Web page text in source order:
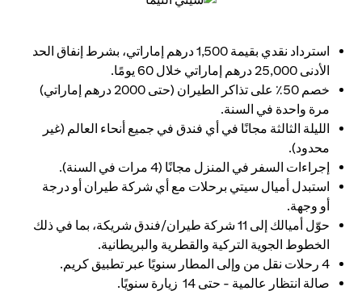
استرداد نقدي بقيمة 1,500 درهم إماراتي، بشرط إنفاق الحد
الأدنى 25,000 درهم إماراتي خلال 60 يومًا.
خصم 50٪ على تذاكر الطيران (حتى 2000 درهم إماراتي)
مرة واحدة في السنة.
الليلة الثالثة مجانًا في أي فندق في جميع أنحاء العالم (غير
محدود).
إجراءات السفر في المنزل مجانًا (4 مرات في السنة).
استبدل أميال سيتي برحلات مع أي شركة طيران أو درجة
أو وجهة.
حوّل أميالك إلى 11 شركة طيران/فندق شريكة، بما في ذلك
الخطوط الجوية التركية والقطرية والبريطانية.
4 رحلات نقل من وإلى المطار سنويًا عبر تطبيق كريم.
صالة انتظار عالمية - حتى 14 زيارة سنويًا.